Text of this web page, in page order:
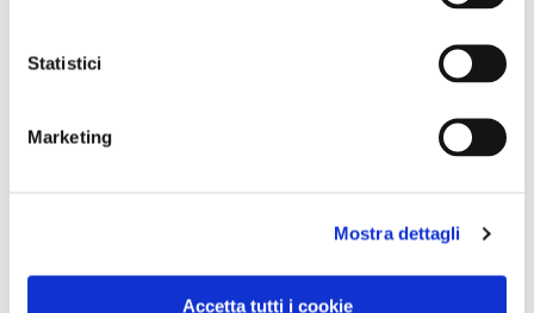
Statistici
Marketing
Mostra dettagli
Accetta tutti i cookie
MAPPA